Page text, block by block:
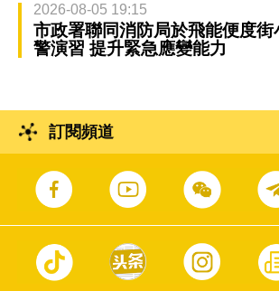
2026-08-05 19:15
市政署聯同消防局於飛能便度街
警演習 提升緊急應變能力
訂閱頻道